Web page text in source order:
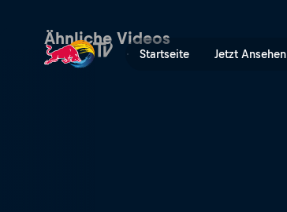
Startseite Jetzt Ansehen
Ähnliche Videos